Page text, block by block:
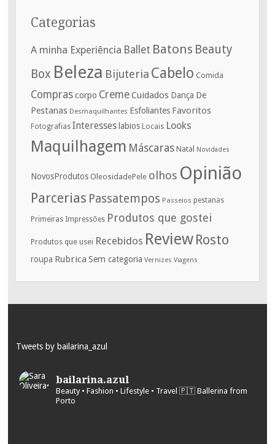
Categorias
A minha Experiência Ballet Batons Beauty
Box Beleza Bijuteria Cabelo Comida
Comprascorpo CremeCuidados Dança De
Pestanas Desmaquilhantes Esfoliantes Favoritos
Fotografias Interesses labios Locais Looks
Maquilhagem Máscaras Natal Novidades
NovosProdutos OleosidadePele olhos Opinião
Parcerias Passatempos Passeios pestanas
Primeiras Impressões Produtos que gostei
Produtos que usei Recebidos Review Rosto
roupa Rubrica Sem categoria Vernizes Viagens
Tweets by bailarina_azul
bailarina.azul
Beauty • Fashion • Lifestyle • Travel 🇵🇹 Ballerina from
Porto